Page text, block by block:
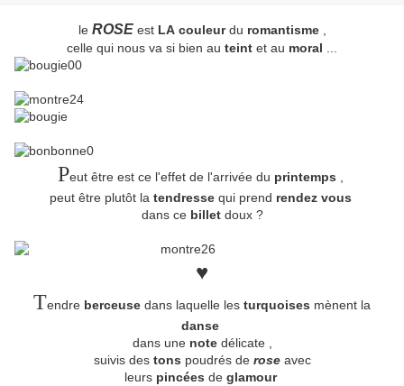
le ROSEest LA couleurdu romantisme,
celle qui nous va si bien au teint et au moral
Peut être est ce l'effet de l'arrivée du printemps
peut être plutôt la tendressequi prend rendez vous
dans ce billetdoux ?
♥
Tendre berceuse dans laquelle les turquoises mènent la
danse
dans unenotedélicate ,
suivis destons poudrés de roseavec
leurs pincées deglamour